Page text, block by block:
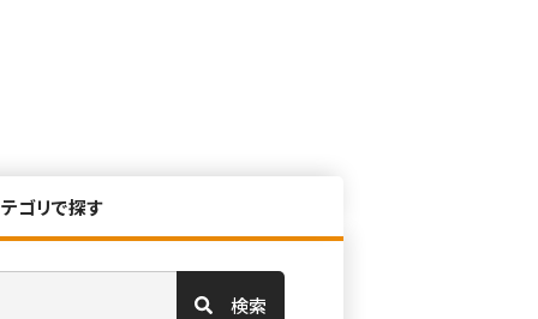
ゴリで探す
検索